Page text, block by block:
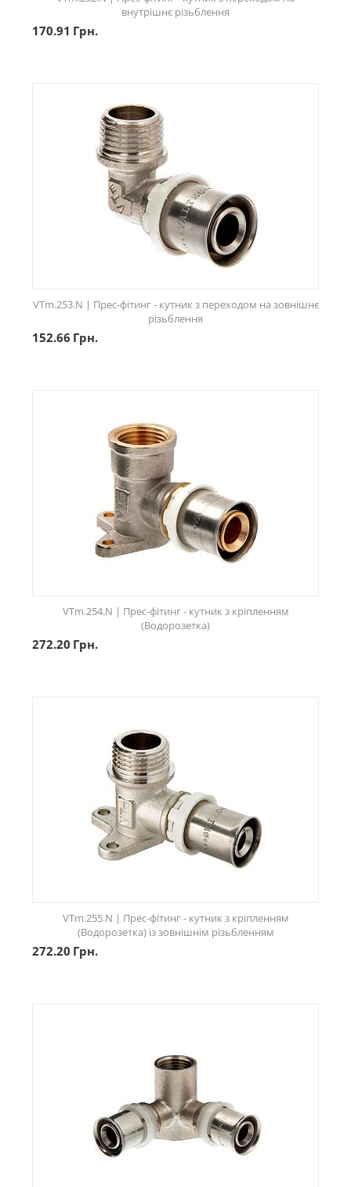
внутрішнє різьблення
170.91 Грн.
VTm.253.N | Прес-фітинг - кутник з переходом на зовнішнє
різьблення
152.66 Грн.
VTm.254.N | Прес-фітинг - кутник з кріпленням
(Водорозетка)
272.20 Грн.
VTm.255.N | Прес-фітинг - кутник з кріпленням
(Водорозетка) із зовнішнім різьбленням
272.20 Грн.